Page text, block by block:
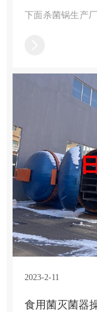
下面杀菌锅生产
2023-2-11
食用菌灭菌器